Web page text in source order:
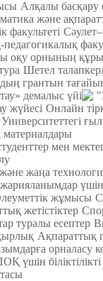
Алқалы басқару
және
факультеті
оқу орнының
Шетел
грантын
демалыс үйі
жүйесі Онлайн
Университеттегі
мен
жаңа
үшін
жұмысы
жетістіктер
туралы есептер
Ақпараттық
орналасу
үшін